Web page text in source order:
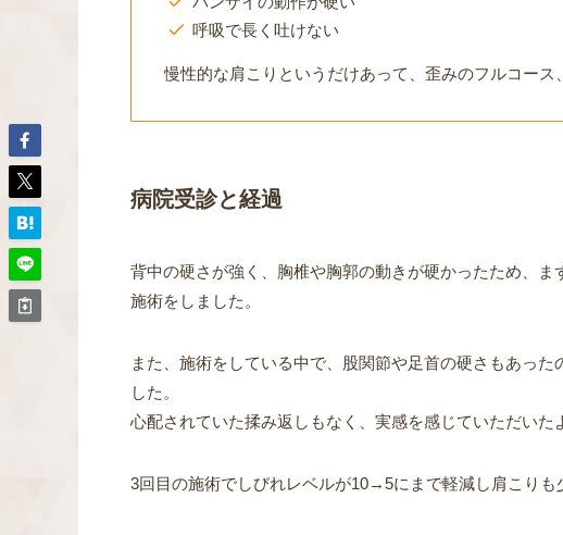
呼吸で長く吐けない
慢性的な肩こりというだけあって、歪みのフルコース
病院受診と経過
背中の硬さが強く、胸椎や胸郭の動きが硬かったため、
施術をしました。
また、施術をしている中で、股関節や足首の硬さもあっ
した。
心配されていた揉み返しもなく、実感を感じていただいた
3回目の施術でしびれレベルが10→5にまで軽減し肩こりも